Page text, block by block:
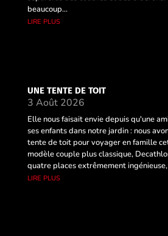
beaucoup...
lire plus
UNE TENTE DE TOIT
3 Août 2026
Elle nous faisait envie depuis qu'une
ses enfants dans notre jardin : nous
tente de toit pour voyager en famille
modèle couple plus classique,
quatre places extrêmement
lire plus